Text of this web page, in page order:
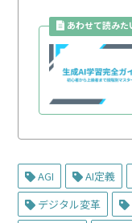
AGI AI定義
デジタル変革